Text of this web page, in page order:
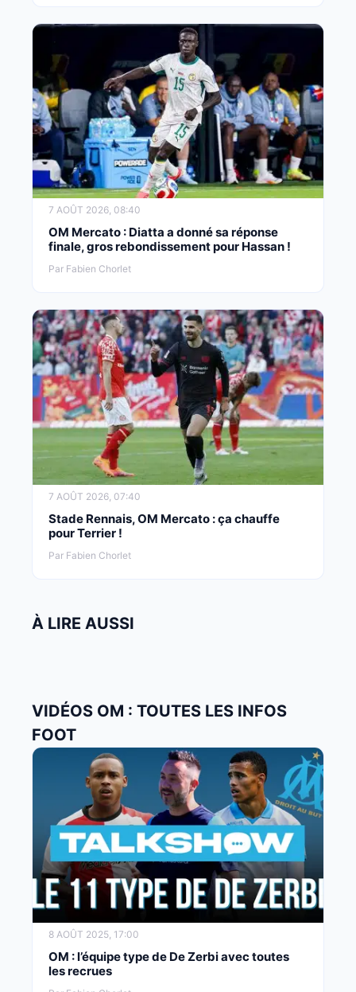
7 AOÛT 2026, 08:40
OM Mercato : Diatta a donné sa réponse
finale, gros rebondissement pour Hassan !
Par Fabien Chorlet
7 AOÛT 2026, 07:40
Stade Rennais, OM Mercato : ça chauffe
pour Terrier !
Par Fabien Chorlet
À LIRE AUSSI
VIDÉOS OM : TOUTES LES INFOS
FOOT
8 AOÛT 2025, 17:00
OM : l’équipe type de De Zerbi avec toutes
les recrues